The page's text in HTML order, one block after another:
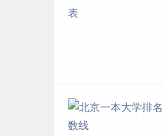
学校前身清华学堂
中国人民大学